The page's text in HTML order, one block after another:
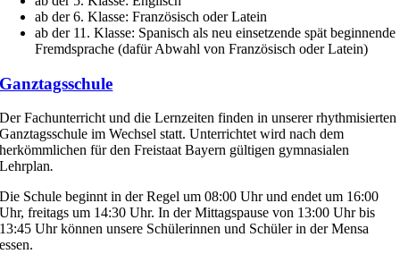
ab der 6. Klasse: Französisch oder Latein
ab der 11. Klasse: Spanisch als neu einsetzende spät beginnende
Fremdsprache (dafür Abwahl von Französisch oder Latein)
Ganztagsschule
Der Fachunterricht und die Lernzeiten finden in unserer rhythmisierten
Ganztagsschule im Wechsel statt. Unterrichtet wird nach dem
herkömmlichen für den Freistaat Bayern gültigen gymnasialen
Lehrplan.
Die Schule beginnt in der Regel um 08:00 Uhr und endet um 16:00
Uhr, freitags um 14:30 Uhr. In der Mittagspause von 13:00 Uhr bis
13:45 Uhr können unsere Schülerinnen und Schüler in der Mensa
essen.